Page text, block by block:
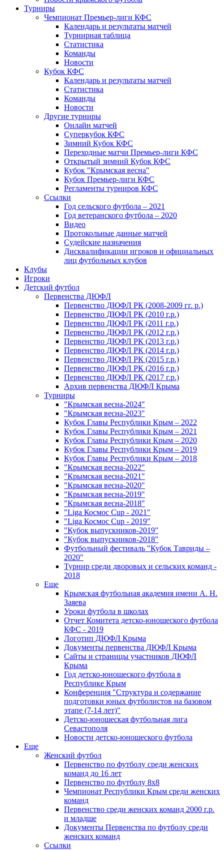
Турниры
Чемпионат Премьер-лиги КФС
Календарь и результаты матчей
Турнирная таблица
Статистика
Команды
Новости
Кубок КФС
Календарь и результаты матчей
Статистика
Команды
Новости
Другие турниры
Онлайн матчей
Суперкубок КФС
Зимний Кубок КФС
Переходные матчи Премьер-лиги КФС
Открытый зимний Кубок КФС
Кубок "Крымская весна"
Кубок Премьер-лиги КФС
Регламенты турниров КФС
Ссылки
Год сельского футбола – 2021
Год ветеранского футбола – 2020
Видео
Протокольные данные матчей
Судейские назначения
Дисквалификации игроков и официальных
лиц футбольных клубов
Клубы
Игроки
Детский футбол
Первенства ДЮФЛ
Первенство ДЮФЛ РК (2008-2009 гг. р.)
Первенство ДЮФЛ РК (2010 г.р.)
Первенство ДЮФЛ РК (2011 г.р.)
Первенство ДЮФЛ РК (2012 г.р.)
Первенство ДЮФЛ РК (2013 г.р.)
Первенство ДЮФЛ РК (2014 г.р.)
Первенство ДЮФЛ РК (2015 г.р.)
Первенство ДЮФЛ РК (2016 г.р.)
Первенство ДЮФЛ РК (2017 г.р.)
Архив первенства ДЮФЛ Крыма
Турниры
"Крымская весна-2024"
"Крымская весна-2023"
Кубок Главы Республики Крым – 2022
Кубок Главы Республики Крым – 2021
Кубок Главы Республики Крым – 2020
Кубок Главы Республики Крым – 2019
Кубок Главы Республики Крым – 2018
"Крымская весна-2022"
"Крымская весна-2021"
"Крымская весна-2020"
"Крымская весна-2019"
"Крымская весна-2018"
"Liga Космос Cup - 2021"
"Liga Космос Cup - 2019"
"Кубок выпускников-2019"
"Кубок выпускников-2018"
Футбольный фестиваль "Кубок Тавриды –
2020"
Турнир среди дворовых и сельских команд -
2018
Еще
Крымская футбольная академия имени А. Н.
Заяева
Уроки футбола в школах
Отчет Комитета детско-юношеского футбола
КФС - 2019
Логотип ДЮФЛ Крыма
Документы первенства ДЮФЛ Крыма
Сайты и страницы участников ДЮФЛ
Крыма
Год детско-юношеского футбола в
Республике Крым
Конференция "Структура и содержание
подготовки юных футболистов на базовом
этапе (7-14 лет)"
Детско-юношеская футбольная лига
Севастополя
Новости детско-юношеского футбола
Еще
Женский футбол
Первенство по футболу среди женских
команд до 16 лет
Первенство по футболу 8х8
Чемпионат Республики Крым среди женских
команд
Первенство среди женских команд 2000 г.р.
и младше
Документы Первенства по футболу среди
женских команд
Ссылки